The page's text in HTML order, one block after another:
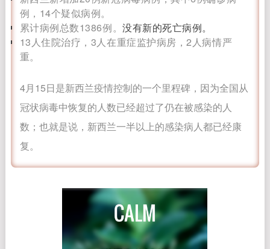
例，14个疑似病例。
累计病例总数1386例。没有新的死亡病例。
13人住院治疗，3人在重症监护病房，2人病情严
重。
4月15日是新西兰疫情控制的一个里程碑，因为全国从
冠状病毒中恢复的人数已经超过了仍在被感染的人
数；也就是说，新西兰一半以上的感染病人都已经康
复。